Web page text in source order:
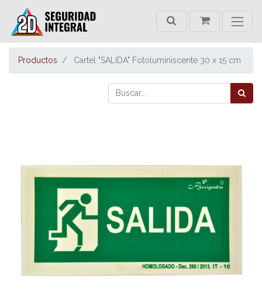
Productos Cartel "SALIDA" Fotoluminiscente 30 x 15 cm